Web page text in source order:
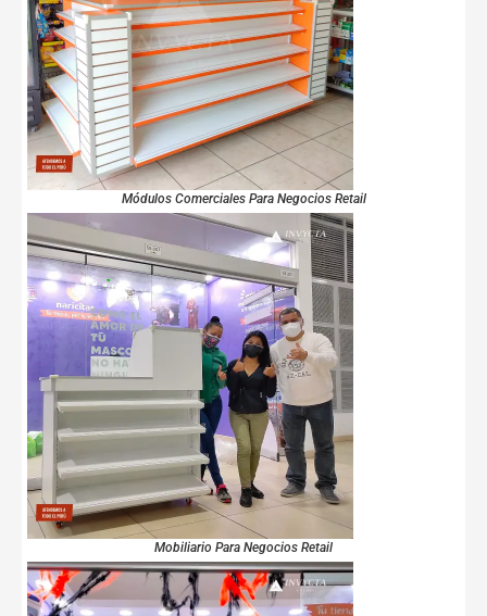
Módulos Comerciales Para Negocios Retail
Mobiliario Para Negocios Retail